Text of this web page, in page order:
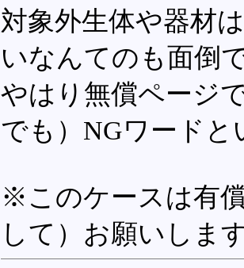
対象外生体や器材
いなんてのも面倒
やはり無償ページ
でも）NGワード
※このケースは有
して）お願いしま